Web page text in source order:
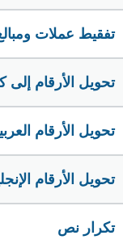
تفقيط عملات
تحويل الأرقام إلى
تحويل الأرقام
تحويل الأرقام
تكرار نص